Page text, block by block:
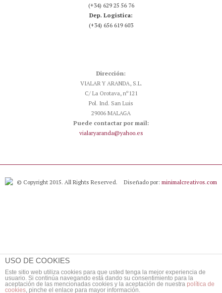
(+34) 629 25 56 76
Dep. Logistica:
(+34) 656 619 603
Dirección:
VIALAR Y ARANDA, S.L.
C/ La Orotava, nº121
Pol. Ind. San Luis
29006 MALAGA
Puede contactar por mail:
vialaryaranda@yahoo.es
© Copyright 2015. All Rights Reserved. Diseñado por: minimalcreativos.com
USO DE COOKIES
Este sitio web utiliza cookies para que usted tenga la mejor experiencia de
usuario. Si continúa navegando está dando su consentimiento para la
aceptación de las mencionadas cookies y la aceptación de nuestra política de
cookies, pinche el enlace para mayor información.